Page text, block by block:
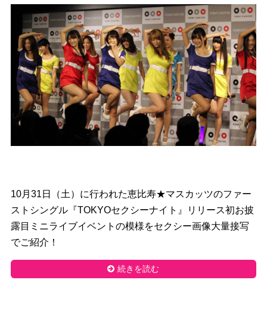
10月31日（土）に行われた恵比寿★マスカッツのファー
ストシングル『TOKYOセクシーナイト』リリース初お披
露目ミニライブイベントの模様をセクシー画像大量接写
でご紹介！
続きを読む